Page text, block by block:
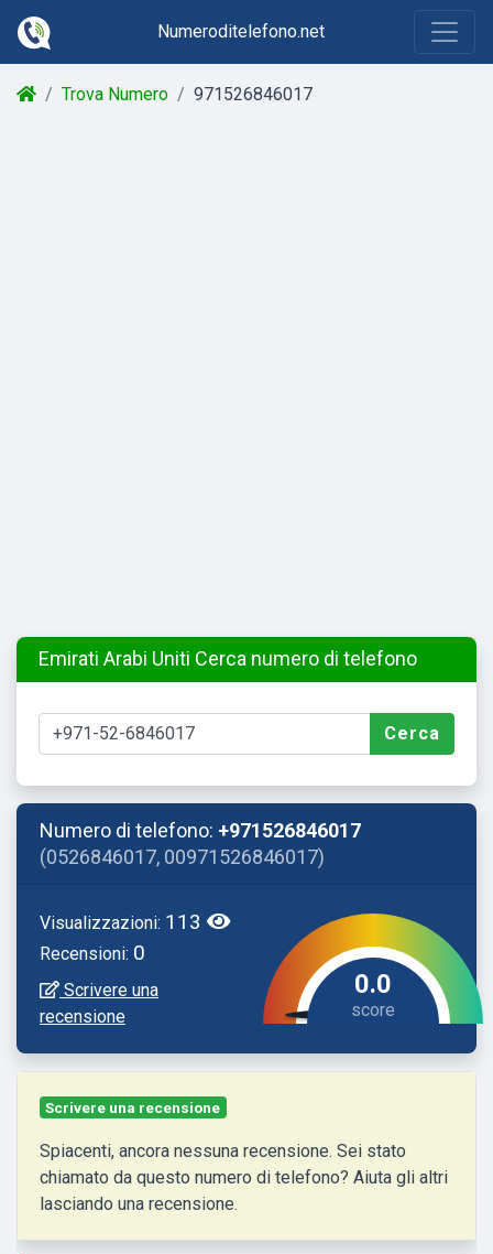
Numeroditelefono.net
Trova Numero 971526846017
Emirati Arabi Uniti Cerca numero di telefono
Cerca
Numero di telefono: +971526846017
(0526846017, 00971526846017)
Visualizzazioni: 113
Recensioni: 0
Scrivere una
recensione
0.0
Scrivere una recensione
Spiacenti, ancora nessuna recensione. Sei stato
chiamato da questo numero di telefono? Aiuta gli altri
lasciando una recensione.